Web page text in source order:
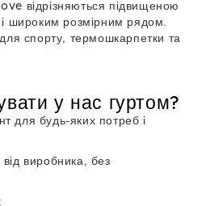
відрізняються підвищеною
широким розмірним рядом.
для спорту, термошкарпетки та
у нас гуртом?
для будь-яких потреб і
від виробника, без
;